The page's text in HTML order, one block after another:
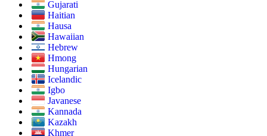
Gujarati
Haitian
Hausa
Hawaiian
Hebrew
Hmong
Hungarian
Icelandic
Igbo
Javanese
Kannada
Kazakh
Khmer